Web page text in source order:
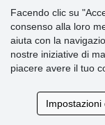
» Impostazioni
» Termini &
» Informativa
» Consegna e
» Programma
Facendo clic su
consenso alla loro
aiuta con la
nostre iniziative di
piacere avere il tuo
Impostazioni